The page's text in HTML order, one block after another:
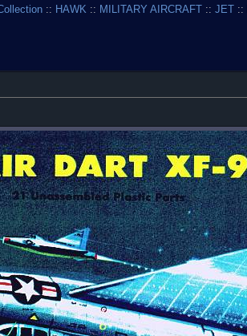
:: HAWK :: MILITARY AIRCRAFT ::JET ::